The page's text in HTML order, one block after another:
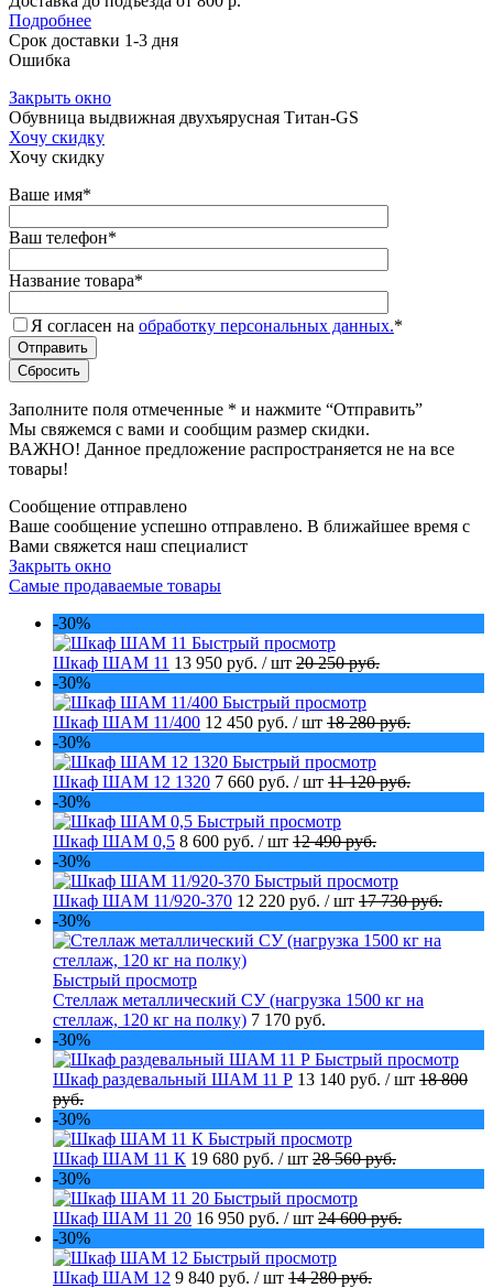
Подробнее
Срок доставки 1-3 дня
Ошибка
Закрыть окно
Обувница выдвижная двухъярусная Титан-GS
Хочу скидку
Хочу скидку
Ваше имя*
Ваш телефон*
Название товара*
Я согласен на обработку персональных данных.*
Заполните поля отмеченные * и нажмите “Отправить”
Мы свяжемся с вами и сообщим размер скидки.
ВАЖНО! Данное предложение распространяется не на все
товары!
Сообщение отправлено
Ваше сообщение успешно отправлено. В ближайшее время с
Вами свяжется наш специалист
Закрыть окно
Самые продаваемые товары
-30%
Быстрый просмотр
Шкаф ШАМ 11 13 950 руб. / шт 20 250 руб.
-30%
Быстрый просмотр
Шкаф ШАМ 11/400 12 450 руб. / шт 18 280 руб.
-30%
Быстрый просмотр
Шкаф ШАМ 12 1320 7 660 руб. / шт 11 120 руб.
-30%
Быстрый просмотр
Шкаф ШАМ 0,5 8 600 руб. / шт 12 490 руб.
-30%
Быстрый просмотр
Шкаф ШАМ 11/920-370 12 220 руб. / шт 17 730 руб.
-30%
Быстрый просмотр
Стеллаж металлический СУ (нагрузка 1500 кг на
стеллаж, 120 кг на полку) 7 170 руб.
-30%
Быстрый просмотр
Шкаф раздевальный ШАМ 11 Р 13 140 руб. / шт 18 800
руб.
-30%
Быстрый просмотр
Шкаф ШАМ 11 К 19 680 руб. / шт 28 560 руб.
-30%
Быстрый просмотр
Шкаф ШАМ 11 20 16 950 руб. / шт 24 600 руб.
-30%
Быстрый просмотр
Шкаф ШАМ 12 9 840 руб. / шт 14 280 руб.